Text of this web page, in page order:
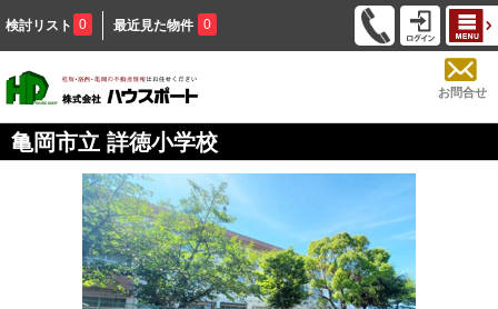
検討リスト 0 最近見た物件 0
お問合せ
亀岡市立 詳徳小学校